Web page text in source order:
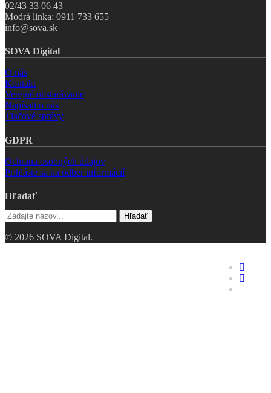
02/43 33 06 43
Modrá linka: 0911 733 655
info@sova.sk
SOVA Digital
O nás
Kontakt
Verejné obstarávanie
Napísali o nás
Tlačové správy
GDPR
Ochrana osobných údajov
Prihláste sa na odber informácií
Hľadať
Hľadať
© 2026 SOVA Digital.
linkedin